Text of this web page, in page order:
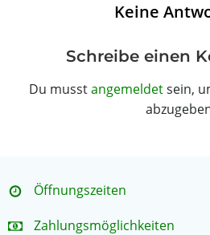
Keine
Schreibe einen
Du musstangemeldetsein,
Öffnungszeiten
Zahlungsmöglichkeiten